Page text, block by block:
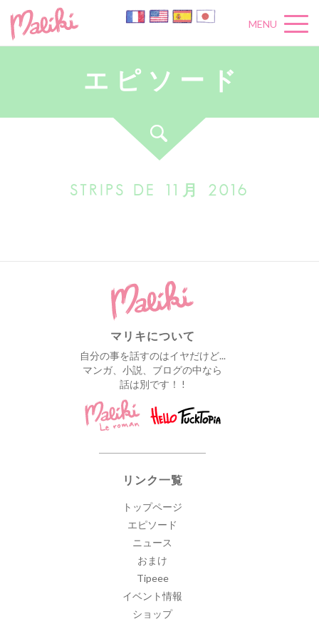
MENU
エ ピ ソ ー ド
STRIPS DE 11月 2016
マリキについて
自分の事を話すのはイヤだけど...
マンガ、小説、ブログの中なら
話は別です！ !
リンク一覧
トップページ
エピソード
ニュース
おまけ
Tipeee
イベント情報
ショップ